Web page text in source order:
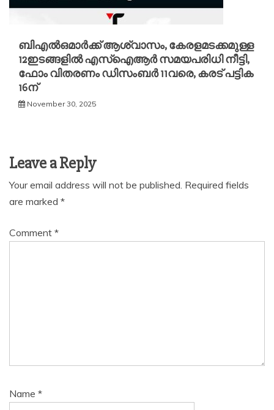
ബിഎൽഒമാര്‍ക്ക് ആശ്വാസം, കേരളമടക്കമുള്ള
12ഇടങ്ങളിൽ എസ്ഐആര്‍ സമയപരിധി നീട്ടി,
ഫോം വിതരണം ഡിസംബര്‍ 11വരെ, കരട് പട്ടിക
16ന്
November 30, 2025
Leave a Reply
Your email address will not be published. Required fields
are marked *
Comment *
Name *